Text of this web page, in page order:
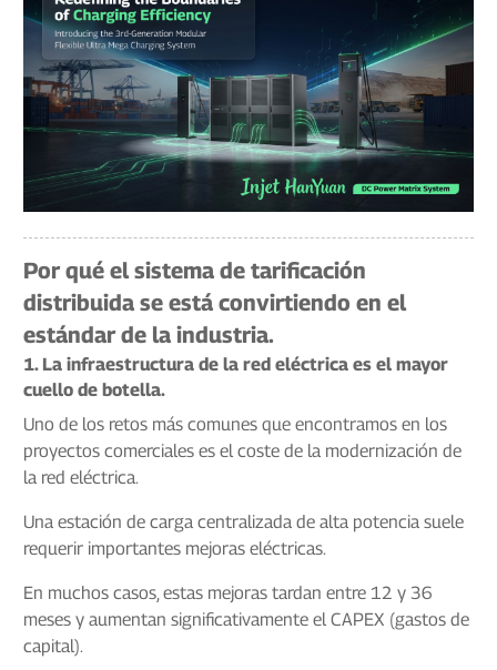
Por qué el sistema de tarificación
distribuida se está convirtiendo en el
estándar de la industria.
1. La infraestructura de la red eléctrica es el mayor
cuello de botella.
Uno de los retos más comunes que encontramos en los
proyectos comerciales es el coste de la modernización de
la red eléctrica.
Una estación de carga centralizada de alta potencia suele
requerir importantes mejoras eléctricas.
En muchos casos, estas mejoras tardan entre 12 y 36
meses y aumentan significativamente el CAPEX (gastos de
capital).